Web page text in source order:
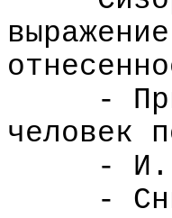
-
человек
-
-